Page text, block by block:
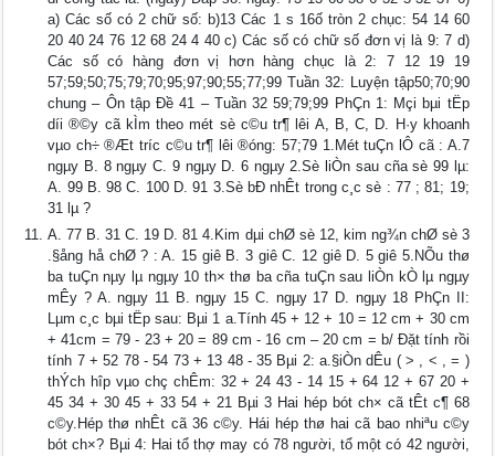
a) Các số có 2 chữ số: b)13 Các 1 s 16ố tròn 2 chục: 54 14 60
20 40 24 76 12 68 24 4 40 c) Các số có chữ số đơn vị là 9: 7 d)
Các số có hàng đơn vị hơn hàng chục là 2: 7 12 19 19
57;59;50;75;79;70;95;97;90;55;77;99 Tuần 32: Luyện tập50;70;90
chung – Ôn tập Đề 41 – Tuần 32 59;79;99 PhÇn 1: Mçi bµi tËp
díi ®©y cã kÌm theo mét sè c©u tr¶ lêi A, B, C, D. H·y khoanh
vµo ch÷ ®Æt tríc c©u tr¶ lêi ®óng: 57;79 1.Mét tuÇn lÔ cã : A.7
ngµy B. 8 ngµy C. 9 ngµy D. 6 ngµy 2.Sè liÒn sau cña sè 99 lµ:
A. 99 B. 98 C. 100 D. 91 3.Sè bÐ nhÊt trong c¸c sè : 77 ; 81; 19;
31 lµ ?
A. 77 B. 31 C. 19 D. 81 4.Kim dµi chØ sè 12, kim ng¾n chØ sè 3
.§ång hå chØ ? : A. 15 giê B. 3 giê C. 12 giê D. 5 giê 5.NÕu thø
ba tuÇn nµy lµ ngµy 10 th× thø ba cña tuÇn sau liÒn kÒ lµ ngµy
mÊy ? A. ngµy 11 B. ngµy 15 C. ngµy 17 D. ngµy 18 PhÇn II:
Lµm c¸c bµi tËp sau: Bµi 1 a.Tính 45 + 12 + 10 = 12 cm + 30 cm
+ 41cm = 79 - 23 + 20 = 89 cm - 16 cm – 20 cm = b/ Đặt tính rồi
tính 7 + 52 78 - 54 73 + 13 48 - 35 Bµi 2: a.§iÒn dÊu ( > , < , = )
thÝch hîp vµo chç chÊm: 32 + 24 43 - 14 15 + 64 12 + 67 20 +
45 34 + 30 45 + 33 54 + 21 Bµi 3 Hai hép bót ch× cã tÊt c¶ 68
c©y.Hép thø nhÊt cã 36 c©y. Hái hép thø hai cã bao nhiªu c©y
bót ch×? Bµi 4: Hai tổ thợ may có 78 người, tổ một có 42 người,